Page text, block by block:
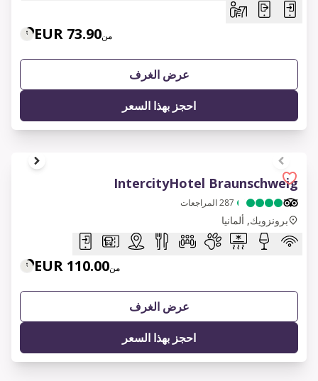
من73.90 EUR
عرض الغرف
احجز بهذا السعر
1 of 9
IntercityHotel Braunschweig
287المراجعات
برونزويك, ألمانيا
من110.00 EUR
عرض الغرف
احجز بهذا السعر